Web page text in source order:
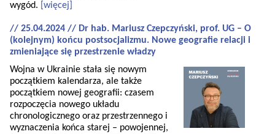
wygód.
[więcej]
// 25.04.2024 // Dr hab. Mariusz Czepczyński, prof. UG – O
(kolejnym) końcu postsocjalizmu. Nowe geografie relacji i
zmieniające się przestrzenie władzy
Wojna w Ukrainie stała się nowym
początkiem kalendarza, ale także
początkiem nowej geografii: czasem
rozpoczęcia nowego układu
chronologicznego oraz przestrzennego i
wyznaczenia końca starej – powojennej,